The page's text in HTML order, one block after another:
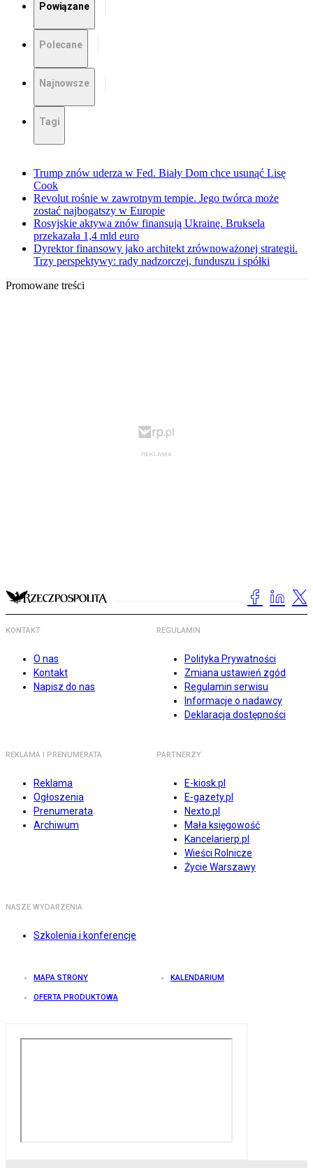
Powiązane
Polecane
Najnowsze
Tagi
Trump znów uderza w Fed. Biały Dom chce usunąć Lisę
Cook
Revolut rośnie w zawrotnym tempie. Jego twórca może
zostać najbogatszy w Europie
Rosyjskie aktywa znów finansują Ukrainę. Bruksela
przekazała 1,4 mld euro
Dyrektor finansowy jako architekt zrównoważonej strategii.
Trzy perspektywy: rady nadzorczej, funduszu i spółki
Promowane treści
KONTAKT
O nas
Kontakt
Napisz do nas
REGULAMIN
Polityka Prywatności
Zmiana ustawień zgód
Regulamin serwisu
Informacje o nadawcy
Deklaracja dostępności
REKLAMA I PRENUMERATA
Reklama
Ogłoszenia
Prenumerata
Archiwum
PARTNERZY
E-kiosk.pl
E-gazety.pl
Nexto.pl
Mała księgowość
Kancelarierp.pl
Wieści Rolnicze
Życie Warszawy
NASZE WYDARZENIA
Szkolenia i konferencje
MAPA STRONY KALENDARIUM
OFERTA PRODUKTOWA